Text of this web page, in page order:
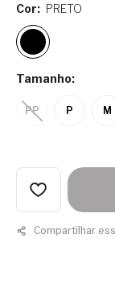
Tamanho:
PP P M
Cor: PRETO
Compartilhar